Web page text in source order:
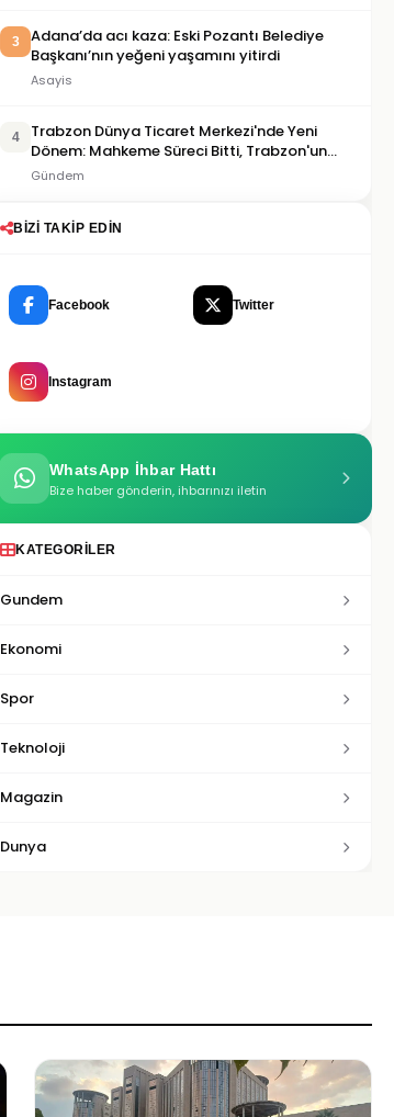
3
Adana’da acı kaza: Eski Pozantı Belediye
Başkanı’nın yeğeni yaşamını yitirdi
Asayis
4
Trabzon Dünya Ticaret Merkezi'nde Yeni
Dönem: Mahkeme Süreci Bitti, Trabzon'un
Dev Projesi Ne Zaman Tamamlanacak?
Gündem
BIZI TAKIP EDIN
Facebook Twitter
Instagram
WhatsApp İhbar Hattı
Bize haber gönderin, ihbarınızı iletin
KATEGORILER
Gundem
Ekonomi
Spor
Teknoloji
Magazin
Dunya